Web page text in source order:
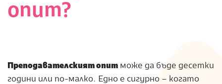
опит?
Преподавателският опит може да бъде десетки
години или по-малко. Едно е сигурно – когато